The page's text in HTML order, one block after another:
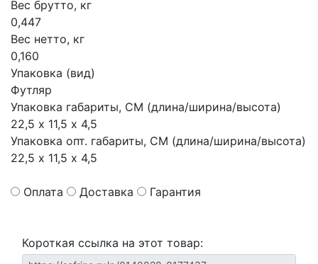
Вес брутто, кг
0,447
Вес нетто, кг
0,160
Упаковка (вид)
Футляр
Упаковка габариты, СМ (длина/ширина/высота)
22,5 х 11,5 х 4,5
Упаковка опт. габариты, СМ (длина/ширина/высота)
22,5 х 11,5 х 4,5
Оплата Доставка Гарантия
Короткая ссылка на этот товар: